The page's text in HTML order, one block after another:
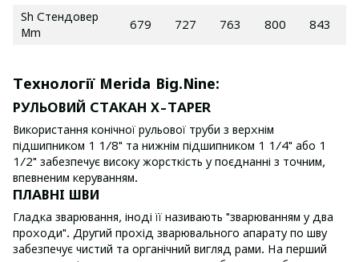
Sh Стендовер
Mm
679 727 763 800 843
Технології Merida Big.Nine:
РУЛЬОВИЙ СТАКАН X-TAPER
Використання конічної рульової труби з верхнім
підшипником 1 1/8" та нижнім підшипником 1 1/4" або 1
1/2" забезпечує високу жорсткість у поєднанні з точним,
впевненим керуванням.
ПЛАВНІ ШВИ
Гладка зварювання, іноді її називають "зварюванням у два
проходи". Другий прохід зварювального апарату по шву
забезпечує чистий та органічний вигляд рами. На перший